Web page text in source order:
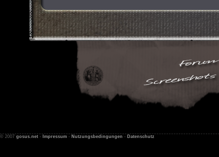
© 2007 gosus.net - Impressum - Nutzungsbedingungen - Datenschutz